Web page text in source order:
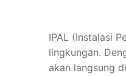
IPAL (Instalasi
lingkungan.
akan langsung